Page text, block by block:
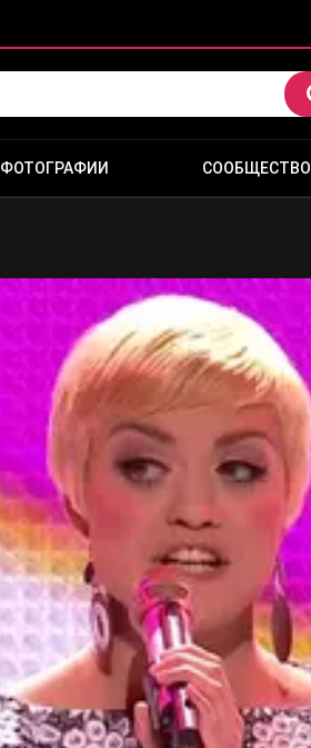
ФОТОГРАФИИ СООБЩЕСТВО